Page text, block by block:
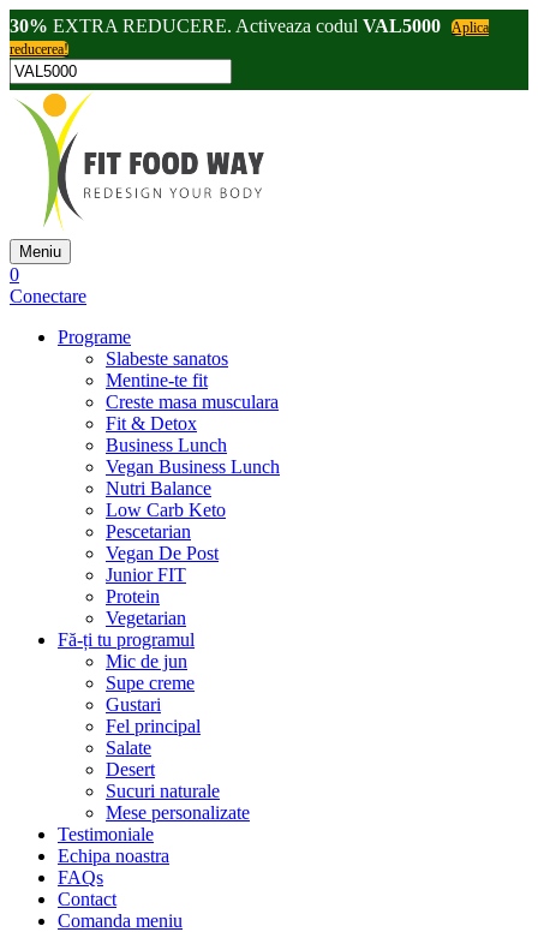
30% EXTRA REDUCERE. Activeaza codul VAL5000
Aplica
reducerea!
Meniu
0
Conectare
Programe
Slabeste sanatos
Mentine-te fit
Creste masa musculara
Fit & Detox
Business Lunch
Vegan Business Lunch
Nutri Balance
Low Carb Keto
Pescetarian
Vegan De Post
Junior FIT
Protein
Vegetarian
Fă-ți tu programul
Mic de jun
Supe creme
Gustari
Fel principal
Salate
Desert
Sucuri naturale
Mese personalizate
Testimoniale
Echipa noastra
FAQs
Contact
Comanda meniu